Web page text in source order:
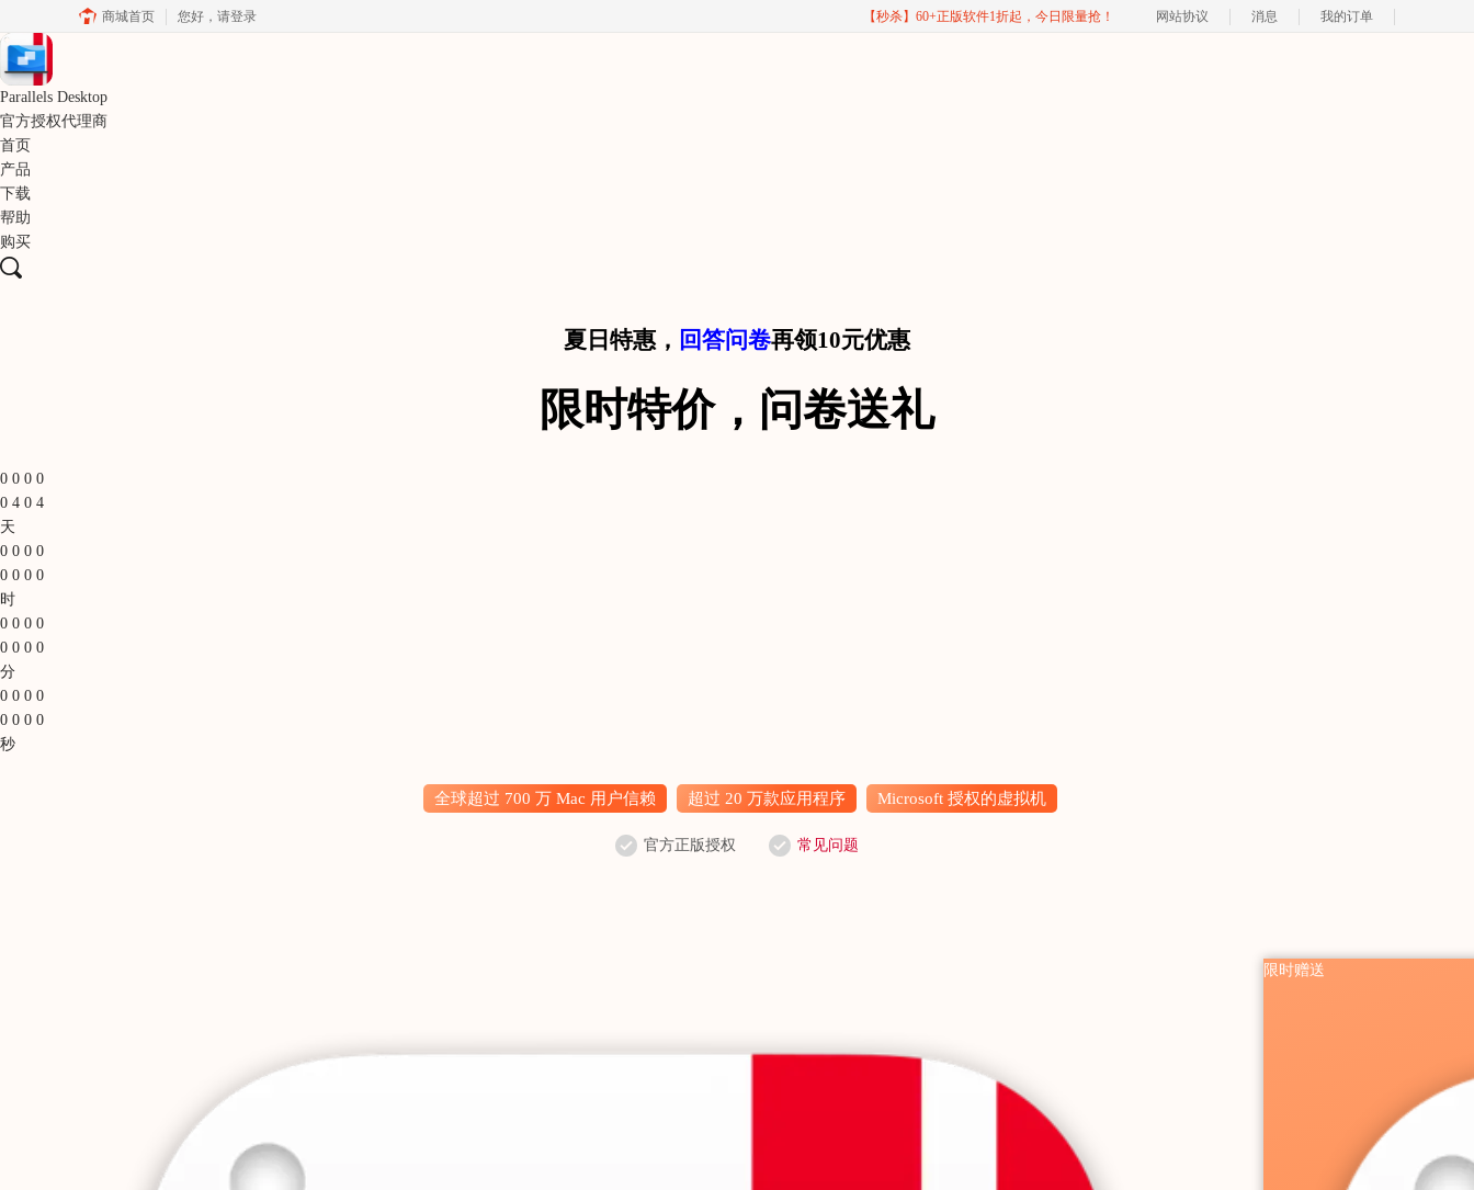
商城首页 您好， 请登录 【秒杀】60+正版软件1折起，今日限量抢！ 网站协议 消息 我的订单
Parallels Desktop
官方授权代理商
首页
产品
下载
帮助
购买
夏日特惠， 回答问卷再领10元优惠
限时特价，问卷送礼
0 0 0 0
0 4 0 4
天
0 0 0 0
0 0 0 0
时
0 0 0 0
0 0 0 0
分
0 0 0 0
0 0 0 0
秒
全球超过 700 万 Mac 用户信赖 超过 20 万款应用程序 Microsoft 授权的虚拟机
官方正版授权 常见问题
限时赠送